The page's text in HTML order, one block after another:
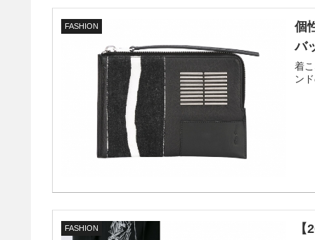
FASHION
個
バ
着
ン
FASHION